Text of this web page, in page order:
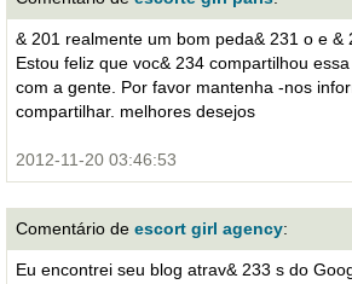
& 201 realmente um bom peda& 231 o e
Estou feliz que voc& 234 compartilhou
com a gente. Por favor mantenha -nos
compartilhar. melhores desejos
2012-11-20 03:46:53
Comentário de escort girl agency:
Eu encontrei seu blog atrav& 233 s do